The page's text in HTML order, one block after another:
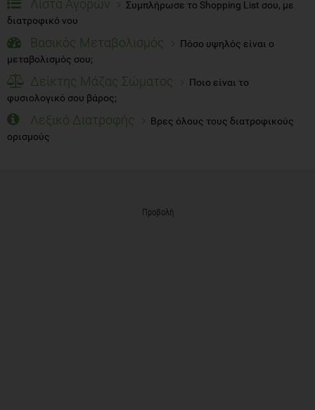
Λίστα Αγορών
Συμπλήρωσε το Shopping List σου, με
διατροφικό νου
Βασικός Μεταβολισμός
Πόσο υψηλός είναι ο
μεταβολισμός σου;
Δείκτης Μάζας Σώματος
Ποιο είναι το
φυσιολογικό σου βάρος;
Λεξικό Διατροφής
Βρες όλους τους διατροφικούς
ορισμούς
Προβολή